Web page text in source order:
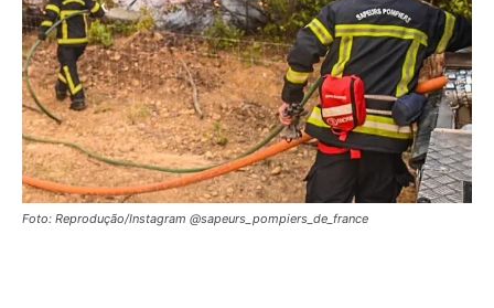
Foto: Reprodução/Instagram @sapeurs_pompiers_de_france